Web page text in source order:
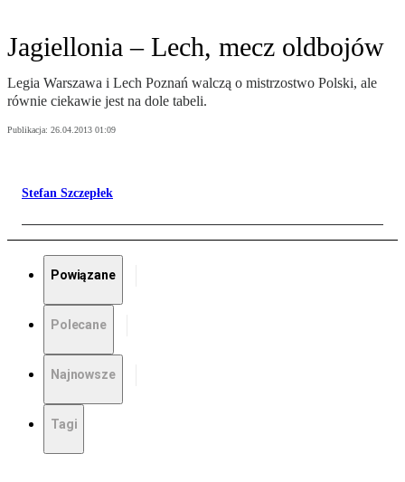
Jagiellonia – Lech, mecz oldbojów
Legia Warszawa i Lech Poznań walczą o mistrzostwo Polski, ale
równie ciekawie jest na dole tabeli.
Publikacja: 26.04.2013 01:09
Stefan Szczepłek
Powiązane
Polecane
Najnowsze
Tagi